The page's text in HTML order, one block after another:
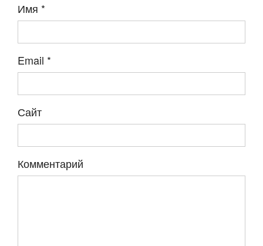
Имя *
Email *
Сайт
Комментарий